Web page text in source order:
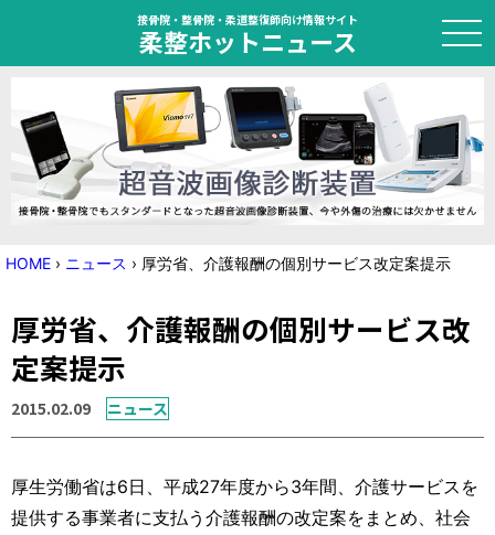
接骨院・整骨院・柔道整復師向け情報サイト
柔整ホットニュース
HOME
トピック
ニュース
国家試験対策
学会・セミナー情報
運営元 お問い合わせ
HOME › ニュース › 厚労省、介護報酬の個別サービス改定案提示
厚労省、介護報酬の個別サービス改
定案提示
2015.02.09 ニュース
厚生労働省は6日、平成27年度から3年間、介護サービスを
提供する事業者に支払う介護報酬の改定案をまとめ、社会